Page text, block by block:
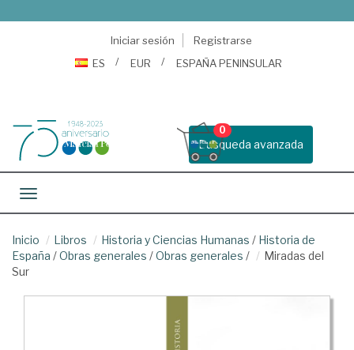
Iniciar sesión
Registrarse
ES
EUR ESPAÑA PENINSULAR
Busqueda avanzada
0
Toggle navigation
Inicio Libros Historia y Ciencias Humanas / Historia de
España /Obras generales /Obras generales /
Miradas del
Sur